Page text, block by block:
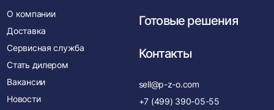
О компании
Доставка
Сервисная служба
Стать дилером
Вакансии
Новости
Готовые решения
Контакты
sell@p-z-o.com
+7 (499) 390-05-55